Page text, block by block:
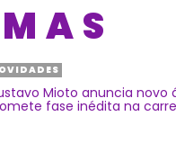
Mioto anuncia novo
fase inédita na